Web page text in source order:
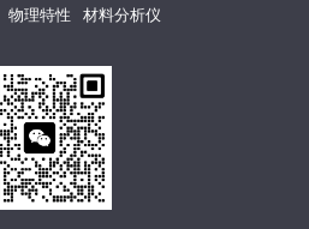
物理特性 材料分析仪